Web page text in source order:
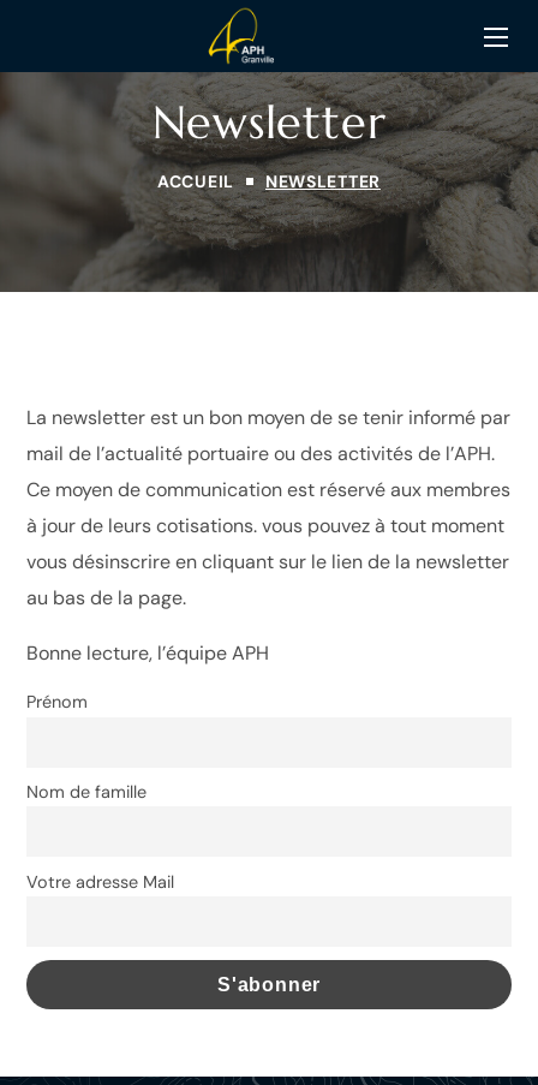
Newsletter
ACCUEIL NEWSLETTER
La newsletter est un bon moyen de se tenir informé par
mail de l’actualité portuaire ou des activités de l’APH.
Ce moyen de communication est réservé aux membres
à jour de leurs cotisations. vous pouvez à tout moment
vous désinscrire en cliquant sur le lien de la newsletter
au bas de la page.
Bonne lecture, l’équipe APH
Prénom
Nom de famille
Votre adresse Mail